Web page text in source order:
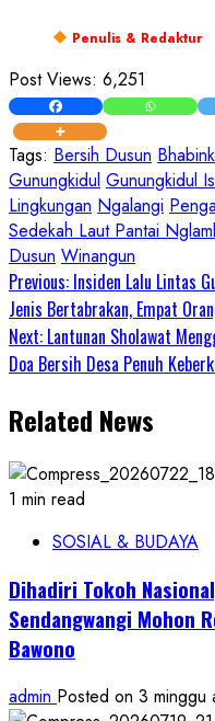
Penulis & Redaktur
Post Views: 6,251
Tags: Bersih Dusun
Gunungkidul Gunungkidul
Lingkungan Ngalangi
Sedekah Laut Pantai
Dusun Winangun
Continue
Reading
Previous: Insiden Lalu Lintas
Jenis Bertabrakan, Empat
Next: Lantunan Sholawat
Doa Bersih Desa Penuh
Related News
1 min read
SOSIAL & BUDAYA
Dihadiri Tokoh
Sendangwangi Mohon
Bawono
admin Posted on 3 minggu